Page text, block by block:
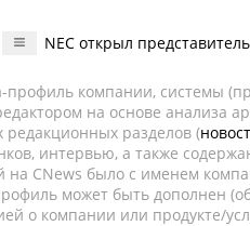
NEC открыл
компании, системы
на основе анализа
редакционных разделов (
интервью, а также
на CNews было с именем
может быть дополнен
о компании или продукте/